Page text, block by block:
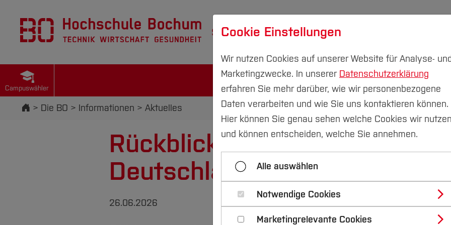
Studium Forschung & Transfer
Campuswähler
Startseite
Die BO Informationen Aktuelles
Rückblick auf das
Deutschlandstipendiums
26.06.2026
Cookie Einstellungen
Wir nutzen Cookies auf unserer Website für Analyse- und
Marketingzwecke. In unserer Datenschutzerklärung
erfahren Sie mehr darüber, wie wir personenbezogene
Daten verarbeiten und wie Sie uns kontaktieren können.
Hier können Sie genau sehen welche Cookies wir nutzen
und können entscheiden, welche Sie annehmen.
Alle auswählen
Notwendige Cookies
Marketingrelevante Cookies